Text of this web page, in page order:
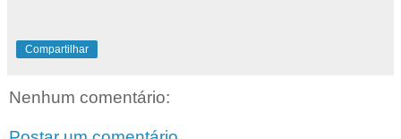
Compartilhar
Nenhum comentário: